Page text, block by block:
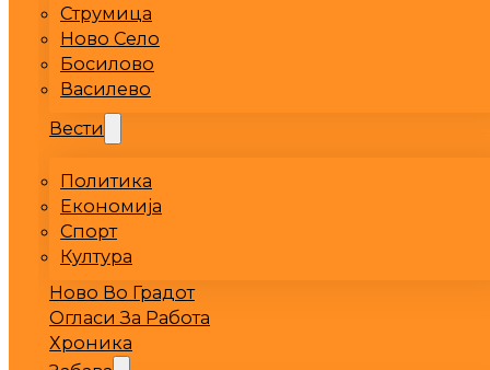
Струмица
Ново Село
Босилово
Василево
Вести
Политика
Економија
Спорт
Култура
Ново Во Градот
Огласи За Работа
Хроника